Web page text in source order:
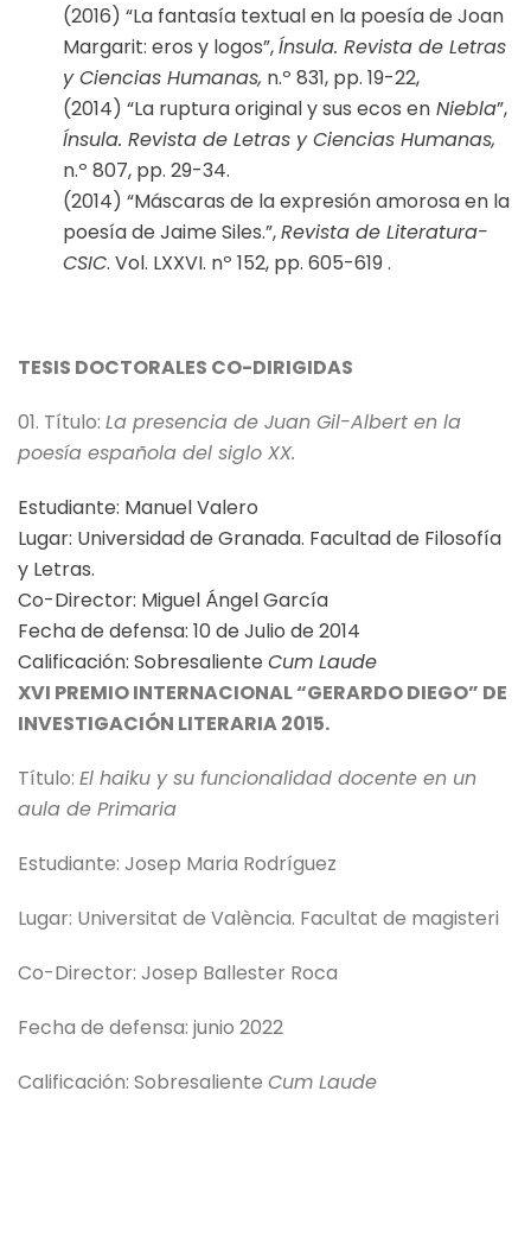
(2016) “La fantasía textual en la poesía de Joan
Margarit: eros y logos”,Ínsula. Revista de Letras
y Ciencias Humanas, n.º 831, pp. 19-22,
(2014) “La ruptura original y sus ecos enNiebla”,
Ínsula. Revista de Letras y Ciencias Humanas,
n.º 807, pp. 29-34.
(2014) “Máscaras de la expresión amorosa en la
poesía de Jaime Siles.”,Revista de Literatura-
CSIC. Vol. LXXVI. nº 152, pp. 605-619 .
TESIS DOCTORALES CO-DIRIGIDAS
01. Título: La presencia de Juan Gil-Albert en la
poesía española del siglo XX.
Estudiante: Manuel Valero
Lugar: Universidad de Granada. Facultad de Filosofía
y Letras.
Co-Director: Miguel Ángel García
Fecha de defensa: 10 de Julio de 2014
Calificación: Sobresaliente Cum Laude
XVI PREMIO INTERNACIONAL “GERARDO DIEGO” DE
INVESTIGACIÓN LITERARIA 2015.
Título: El haiku y su funcionalidad docente en un
aula de Primaria
Estudiante: Josep Maria Rodríguez
Lugar: Universitat de València. Facultat de magisteri
Co-Director: Josep Ballester Roca
Fecha de defensa: junio 2022
Calificación: Sobresaliente Cum Laude